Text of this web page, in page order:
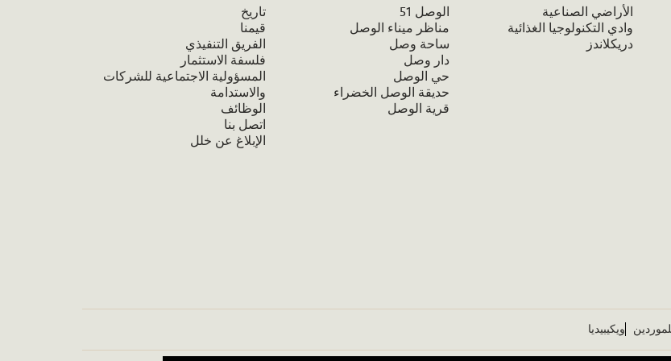
الأراضي الصناعية
وادي التكنولوجيا الغذائية
دريكلاندز
الوصل 51
مناظر ميناء الوصل
ساحة وصل
دار وصل
حي الوصل
حديقة الوصل الخضراء
قرية الوصل
تاريخ
قيمنا
الفريق التنفيذي
فلسفة الاستثمار
المسؤولية الاجتماعية للشركات
والاستدامة
الوظائف
اتصل بنا
الإبلاغ عن خلل
ويكيبيديا